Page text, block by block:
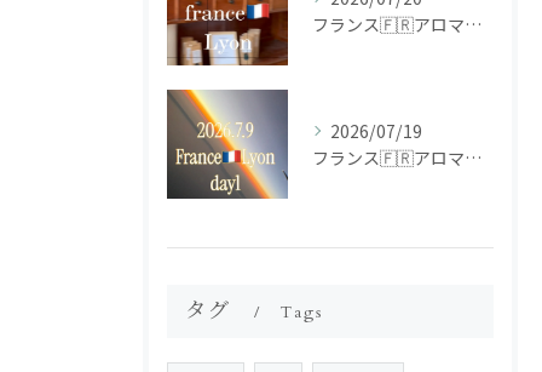
フランス🇫🇷アロマ研修ツアー𝗱𝗮𝘆𝟮
2026/07/19
フランス🇫🇷アロマ研修ツアー𝗱𝗮𝘆𝟭
タグ Tags